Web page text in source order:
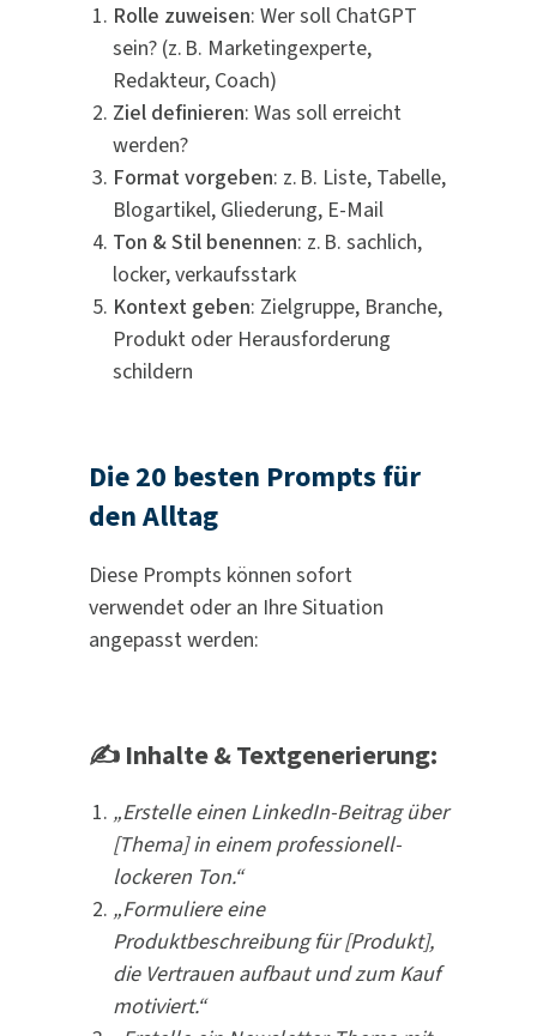
Rolle zuweisen: Wer soll ChatGPT
sein? (z. B. Marketingexperte,
Redakteur, Coach)
Ziel definieren: Was soll erreicht
werden?
Format vorgeben: z. B. Liste, Tabelle,
Blogartikel, Gliederung, E-Mail
Ton & Stil benennen: z. B. sachlich,
locker, verkaufsstark
Kontext geben: Zielgruppe, Branche,
Produkt oder Herausforderung
schildern
Die 20 besten Prompts für
den Alltag
Diese Prompts können sofort
verwendet oder an Ihre Situation
angepasst werden:
✍️ Inhalte & Textgenerierung:
„Erstelle einen LinkedIn-Beitrag über
[Thema] in einem professionell-
lockeren Ton.“
„Formuliere eine
Produktbeschreibung für [Produkt],
die Vertrauen aufbaut und zum Kauf
motiviert.“